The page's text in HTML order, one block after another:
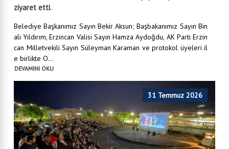
ziyaret etti.
Belediye Başkanımız Sayın Bekir Aksun; Başbakanımız Sayın Bin
ali Yıldırım, Erzincan Valisi Sayın Hamza Aydoğdu, AK Parti Erzin
can Milletvekili Sayın Süleyman Karaman ve protokol üyeleri il
e birlikte O...
DEVAMINI OKU
31 Temmuz 2026